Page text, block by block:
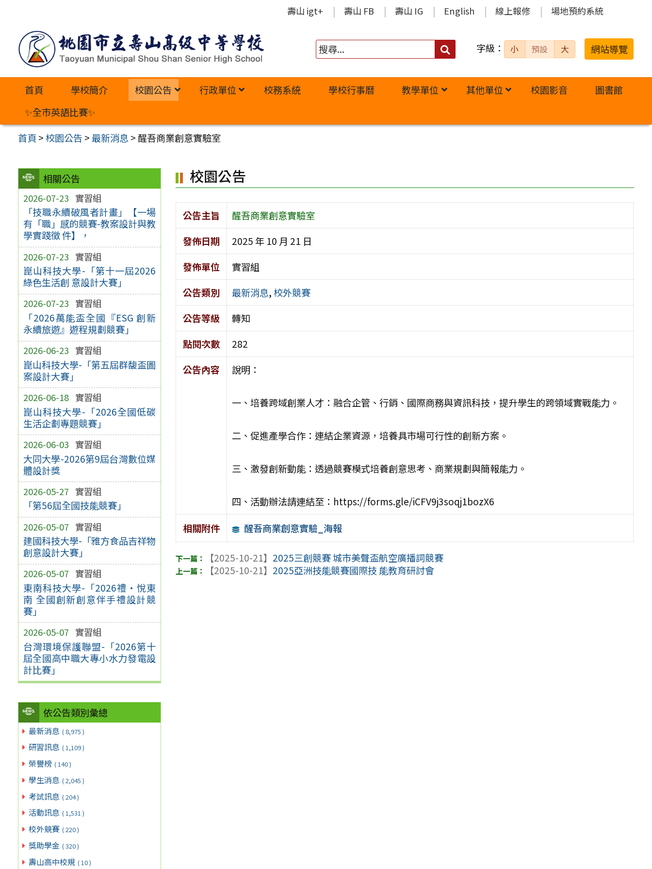
內
壽山 igt+ 壽山 FB 壽山 IG English 線上報修 場地預約系統
搜
字級： 小 預設 大 網站導覽
首頁 學校簡介 校園公告 行政單位 校務系統 學校行事曆 教學單位 其他單位 校園影音
圖書館
✨全市英語比賽✨
首頁 >校園公告 >最新消息 > 醒吾商業創意實驗室
相關公告
2026-07-23 實習組
「技職永續破風者計畫」【一場
有「職」感的競賽-教案設計與教
學實踐徵 件】，
2026-07-23 實習組
崑山科技大學-「第十一屆2026
綠色生活創 意設計大賽」
2026-07-23 實習組
「2026萬能盃全國『ESG 創新
永續旅遊』遊程規劃競賽」
2026-06-23 實習組
崑山科技大學-「第五屆群馥盃圖
案設計大賽」
2026-06-18 實習組
崑山科技大學-「2026全國低碳
生活企劃專題競賽」
2026-06-03 實習組
大同大學-2026第9屆台灣數位媒
體設計獎
2026-05-27 實習組
「第56屆全國技能競賽」
2026-05-07 實習組
建國科技大學-「雅方食品吉祥物
創意設計大賽」
2026-05-07 實習組
東南科技大學-「2026禮•悅東
南 全國創新創意伴手禮設計競
賽」
2026-05-07 實習組
台灣環境保護聯盟-「2026第十
屆全國高中職大專小水力發電設
計比賽」
依公告類別彙總
最新消息 ( 8,975 )
研習訊息 ( 1,109 )
榮譽榜 ( 140 )
學生消息 ( 2,045 )
考試訊息 ( 204 )
活動訊息 ( 1,531 )
校外競賽 ( 220 )
獎助學金 ( 320 )
壽山高中校規 ( 10 )
校園公告
公告主旨
醒吾商業創意實驗室
發佈日期
2025 年 10 月 21 日
發佈單位
實習組
公告類別
最新消息,校外競賽
公告等級
轉知
點閱次數
282
公告內容
說明：
一、培養跨域創業人才：融合企管、行銷、國際商務與資訊科技，提升學生的跨領域實戰能力。
二、促進產學合作：連結企業資源，培養具市場可行性的創新方案。
三、激發創新動能：透過競賽模式培養創意思考、商業規劃與簡報能力。
四、活動辦法請連結至：https://forms.gle/iCFV9j3soqj1bozX6
相關附件
醒吾商業創意實驗_海報
【2025-10-21】 2025三創競賽 城市美聲盃航空廣播詞競賽
【2025-10-21】 2025亞洲技能競賽國際技 能教育研討會